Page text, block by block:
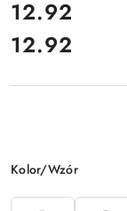
cena:
12.92
Cena:
12.92
Wariant
Kolor/Wzór